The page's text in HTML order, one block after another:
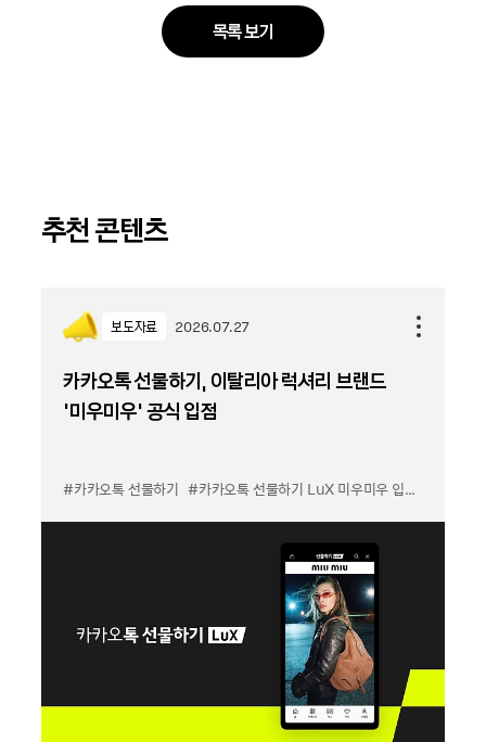
목록 보기
추천 콘텐츠
보도자료 2026.07.27
카카오톡 선물하기, 이탈리아 럭셔리 브랜드
'미우미우' 공식 입점
#카카오톡 선물하기 #카카오톡 선물하기 LuX 미우미우 입점